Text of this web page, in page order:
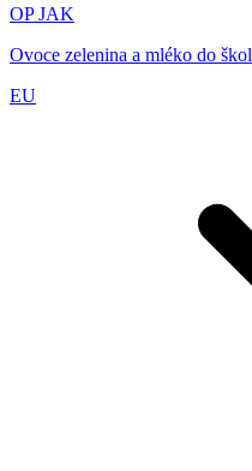
OP JAK
Ovoce zelenina a mléko do škol
EU